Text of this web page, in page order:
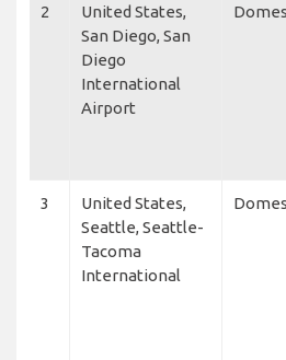
2
United States,
San Diego, San
Diego
International
Airport
3
United States,
Seattle, Seattle-
Tacoma
International